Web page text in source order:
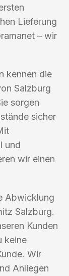
Lieferung
– wir
kennen die
Salzburg
sorgen
sicher
und
wir einen
Abwicklung
Salzburg.
Kunden
keine
Wir
Anliegen